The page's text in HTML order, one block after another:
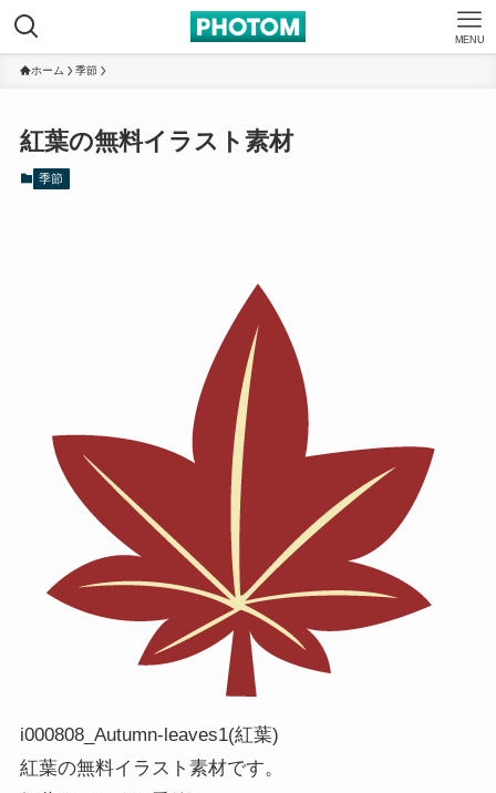
MENU
ホーム 季節
紅葉の無料イラスト素材
季節
i000808_Autumn-leaves1(紅葉)
紅葉の無料イラスト素材です。